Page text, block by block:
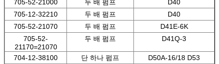
705-52-21000
두 배 펌프
D40
705-12-32210
두 배 펌프
D40
705-52-21070
두 배 펌프
D41E-6K
705-52-
21170=21070
두 배 펌프 D41Q-3
704-12-38100 단 하나 펌프
D50A-16/18 D53